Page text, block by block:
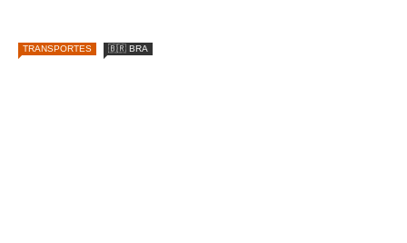
TRANSPORTES 🇧🇷 BRA